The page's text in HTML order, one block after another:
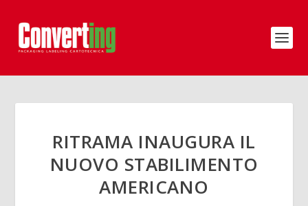
RITRAMA INAUGURA IL
NUOVO STABILIMENTO
AMERICANO